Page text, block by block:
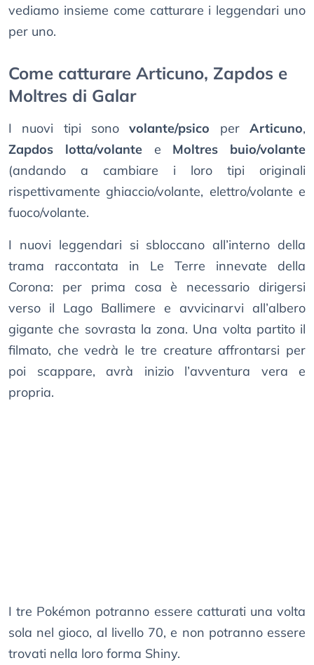
vediamo insieme come catturare i leggendari uno
per uno.
Come catturare Articuno, Zapdos e
Moltres di Galar
I nuovi tipi sonovolante/psico perArticuno,
Zapdos
lotta/volantee Moltres
buio/volante
(andando a cambiare i loro tipi originali
rispettivamente ghiaccio/volante, elettro/volante e
fuoco/volante.
I nuovi leggendari si sbloccano all’interno della
trama raccontata in Le Terre innevate della
Corona: per prima cosa è necessario dirigersi
verso il Lago Ballimere e avvicinarvi all’albero
gigante che sovrasta la zona. Una volta partito il
filmato, che vedrà le tre creature affrontarsi per
poi scappare, avrà inizio l’avventura vera e
propria.
I tre Pokémon potranno essere catturati una volta
sola nel gioco, al livello 70, e non potranno essere
trovati nella loro forma Shiny.